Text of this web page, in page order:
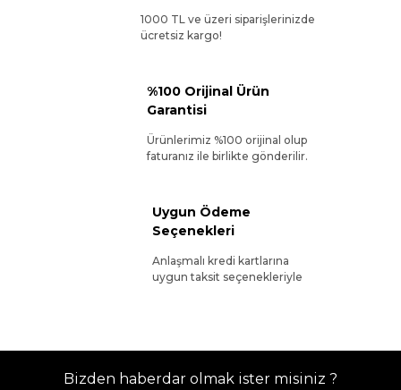
1000 TL ve üzeri siparişlerinizde
ücretsiz kargo!
%100 Orijinal Ürün
Garantisi
Ürünlerimiz %100 orijinal olup
faturanız ile birlikte gönderilir.
Uygun Ödeme
Seçenekleri
Anlaşmalı kredi kartlarına
uygun taksit seçenekleriyle
Bizden haberdar olmak ister misiniz ?